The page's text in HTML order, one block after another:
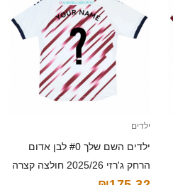
ילדים
ילדים השם שלך #0 לבן אדום
הרחק ג'רזי 2025/26 חולצה קצרה